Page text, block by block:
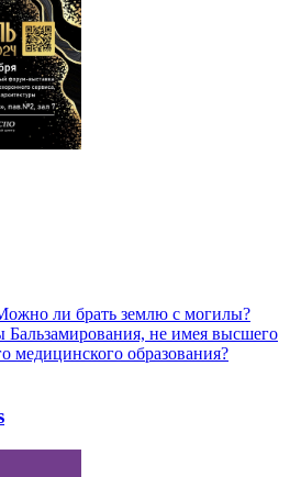
ли брать землю с могилы?
не имея высшего
медицинского образования?